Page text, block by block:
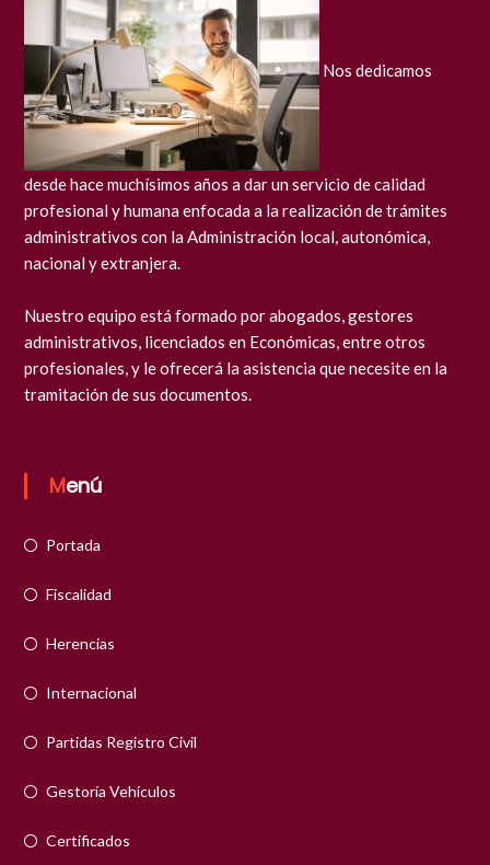
Nos dedicamos
desde hace muchísimos años a dar un servicio de calidad
profesional y humana enfocada a la realización de trámites
administrativos con la Administración local, autonómica,
nacional y extranjera.
Nuestro equipo está formado por abogados, gestores
administrativos, licenciados en Económicas, entre otros
profesionales, y le ofrecerá la asistencia que necesite en la
tramitación de sus documentos.
Menú
Portada
Fiscalidad
Herencias
Internacional
Partidas Registro Civil
Gestoría Vehículos
Certificados